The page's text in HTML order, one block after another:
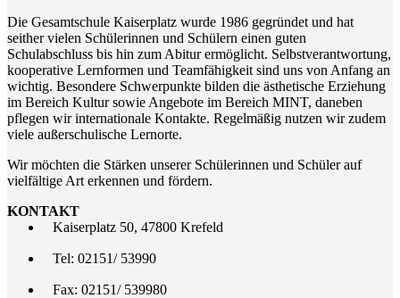
Die Gesamtschule Kaiserplatz wurde 1986 gegründet und hat
seither vielen Schülerinnen und Schülern einen guten
Schulabschluss bis hin zum Abitur ermöglicht. Selbstverantwortung,
kooperative Lernformen und Teamfähigkeit sind uns von Anfang an
wichtig. Besondere Schwerpunkte bilden die ästhetische Erziehung
im Bereich Kultur sowie Angebote im Bereich MINT, daneben
pflegen wir internationale Kontakte. Regelmäßig nutzen wir zudem
viele außerschulische Lernorte.
Wir möchten die Stärken unserer Schülerinnen und Schüler auf
vielfältige Art erkennen und fördern.
KONTAKT
Kaiserplatz 50, 47800 Krefeld
Tel: 02151/ 53990
Fax: 02151/ 539980